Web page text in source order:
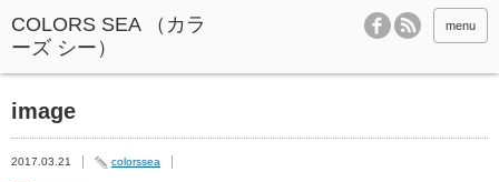
menu
image
2017.03.21 colorssea